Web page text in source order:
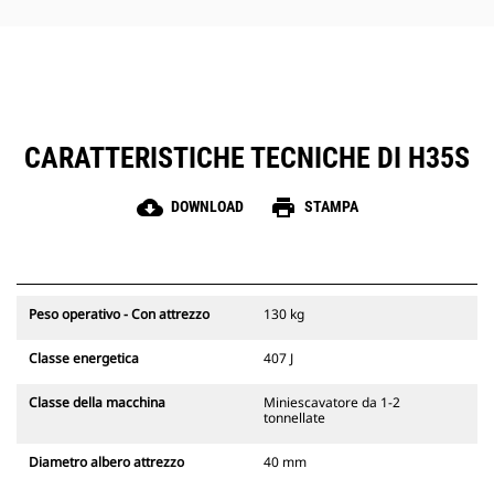
CARATTERISTICHE TECNICHE DI H35S
cloud_download DOWNLOAD print STAMPA
Peso operativo - Con attrezzo 130 kg
Classe energetica 407 J
Classe della macchina
Miniescavatore da 1-2
tonnellate
Diametro albero attrezzo 40 mm